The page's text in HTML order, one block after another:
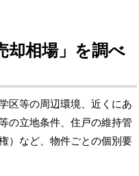
却相場」を調べ
区等の周辺環境、近くにあ
の立地条件、住戸の維持管
）など、物件ごとの個別要